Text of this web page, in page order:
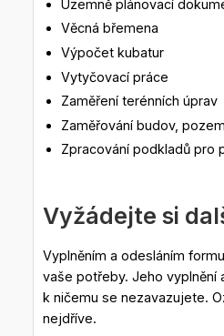
Územně plánovací
Věcná břemena
Výpočet kubatur
Vytyčovací práce
Zaměření terénních úprav
Zaměřování budov,
Zpracování podkladů pro
Vyžádejte si
Vyplněním a odesláním
vaše potřeby. Jeho vyplnění
k ničemu se nezavazujete.
nejdříve.